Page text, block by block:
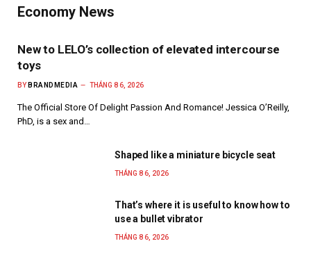
Economy News
New to LELO’s collection of elevated intercourse
toys
BY BRANDMEDIA THÁNG 8 6, 2026
The Official Store Of Delight Passion And Romance! Jessica O’Reilly,
PhD, is a sex and…
Shaped like a miniature bicycle seat
THÁNG 8 6, 2026
That’s where it is useful to know how to
use a bullet vibrator
THÁNG 8 6, 2026